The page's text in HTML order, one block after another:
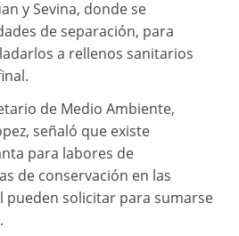
y Sevina, donde se
de separación, para
a rellenos sanitarios
de Medio Ambiente,
señaló que existe
para labores de
de conservación en las
pueden solicitar para sumarse